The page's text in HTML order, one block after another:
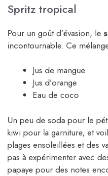
Spritz tropical
Pour un goût d’évasion, le
incontournable. Ce
Jus de mangue
Jus d’orange
Eau de coco
Un peu de soda pour le
kiwi pour la garniture, et
plages ensoleillées et des
pas à expérimenter avec
papaye pour des notes